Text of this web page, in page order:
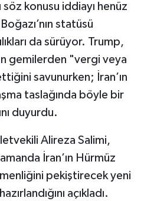
konusu iddiayı henüz
statüsü
da sürüyor. Trump,
gemilerden "vergi veya
savunurken; İran’ın
taslağında böyle bir
duyurdu.
Alireza Salimi,
İran’ın Hürmüz
pekiştirecek yeni
açıkladı.